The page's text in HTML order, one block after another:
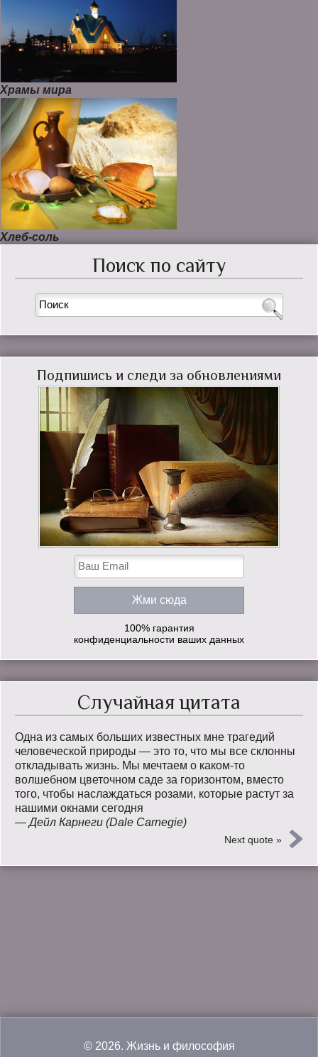
Храмы мира
Хлеб-соль
Поиск по сайту
Подпишись и следи за обновлениями
100% гарантия
конфиденциальности ваших данных
Случайная цитата
Одна из самых больших известных мне трагедий
человеческой природы — это то, что мы все склонны
откладывать жизнь. Мы мечтаем о каком-то
волшебном цветочном саде за горизонтом, вместо
того, чтобы наслаждаться розами, которые растут за
нашими окнами сегодня
—Дейл Карнеги (Dale Carnegie)
Next quote »
© 2026. Жизнь и философия